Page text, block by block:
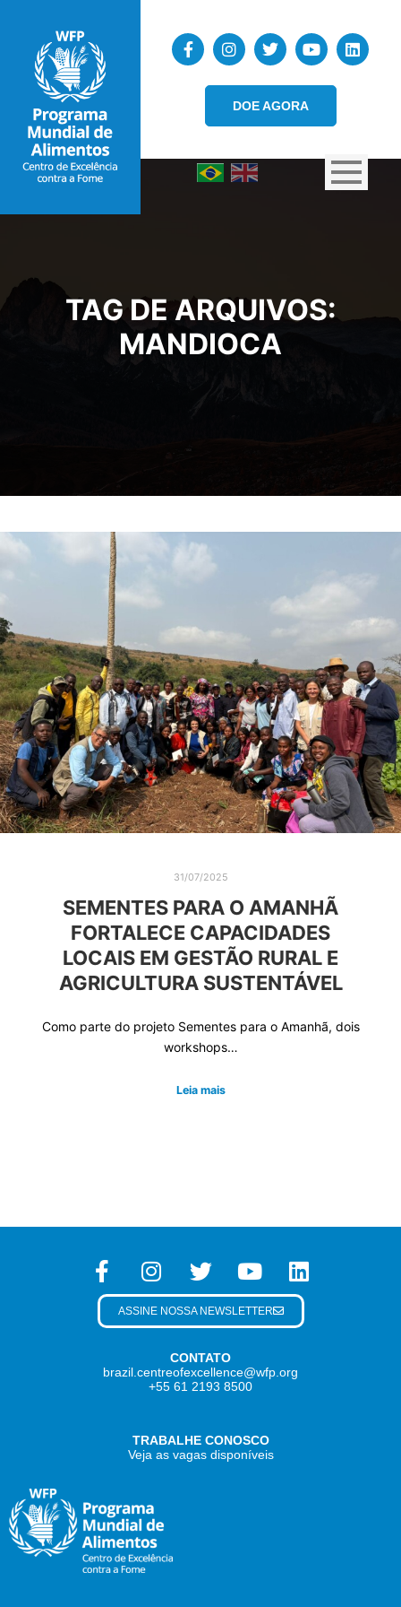
DOE AGORA
TAG DE ARQUIVOS:
MANDIOCA
31/07/2025
SEMENTES PARA O AMANHÃ
FORTALECE CAPACIDADES
LOCAIS EM GESTÃO RURAL E
AGRICULTURA SUSTENTÁVEL
Como parte do projeto Sementes para o Amanhã, dois
workshops…
Leia mais
CONTATO
brazil.centreofexcellence@wfp.org
+55 61 2193 8500
TRABALHE CONOSCO
Veja as vagas disponíveis
ASSINE NOSSA NEWSLETTER